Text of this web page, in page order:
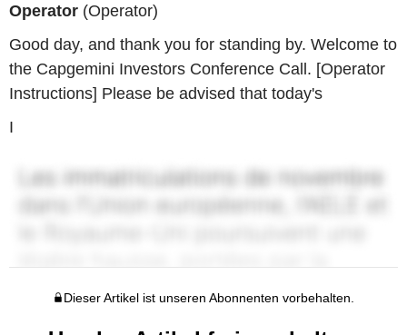
Operator (Operator)
Good day, and thank you for standing by. Welcome to
the Capgemini Investors Conference Call. [Operator
Instructions] Please be advised that today's
I
Dieser Artikel ist unseren Abonnenten vorbehalten.